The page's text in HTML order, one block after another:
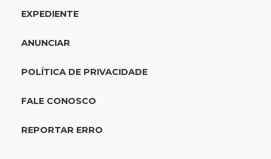
Como milagre, corredor da Santa Casa
Ladrão invade casa e sai com televisão nos
EXPEDIENTE
ANUNCIAR
POLÍTICA DE PRIVACIDADE
FALE CONOSCO
REPORTAR ERRO